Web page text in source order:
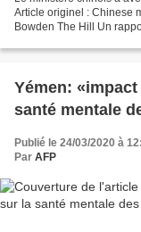
Article originel : Chinese
Bowden The Hill Un
Yémen:
santé mentale
Publié le 24/03/2020 à
Par AFP